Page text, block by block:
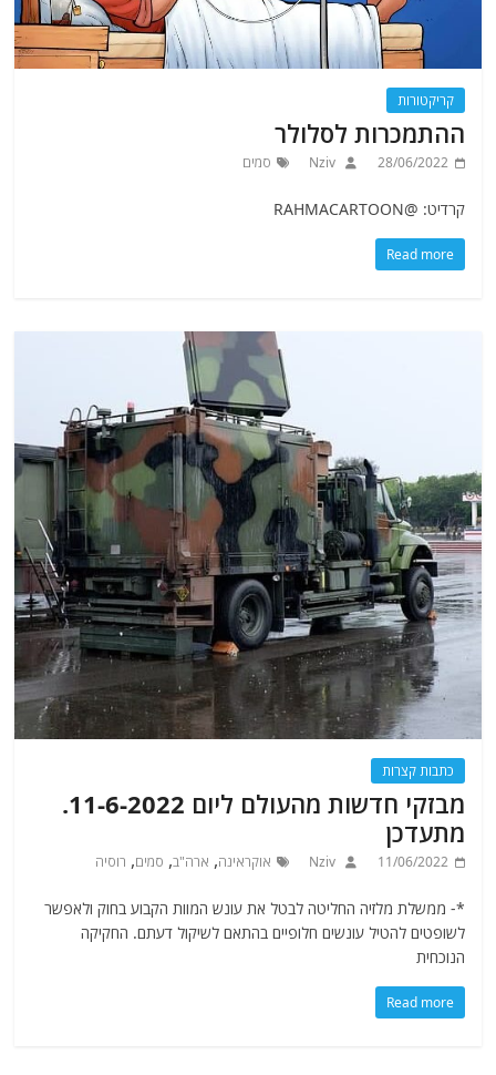
קריקטורות
ההתמכרות לסלולר
28/06/2022
Nziv סמים
קרדיט: @RAHMACARTOON
Read more
כתבות קצרות
מבזקי חדשות מהעולם ליום 11-6-2022.
מתעדכן
11/06/2022
Nziv אוקראינה, ארה"ב, סמים, רוסיה
*- ממשלת מלזיה החליטה לבטל את עונש המוות הקבוע בחוק ולאפשר
לשופטים להטיל עונשים חלופיים בהתאם לשיקול דעתם. החקיקה
הנוכחית
Read more